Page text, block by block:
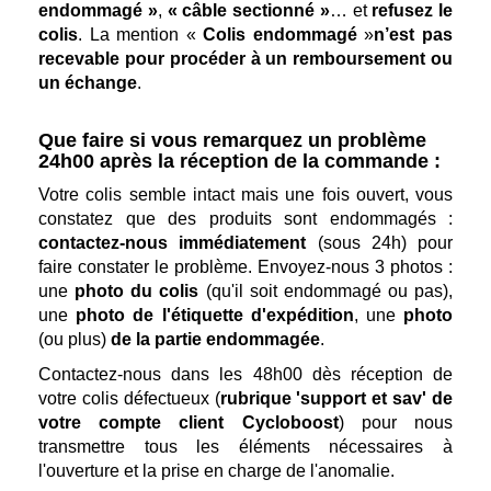
endommagé », « câble sectionné »… et refusez le
colis. La mention «Colis endommagé»n’est pas
recevable pour procéder à un remboursement ou
un échange.
Que faire si vous remarquez un problème
24h00 après la réception de la commande :
Votre colis semble intact mais une fois ouvert, vous
constatez que des produits sont endommagés :
contactez-nous immédiatement (sous 24h) pour
faire constater le problème. Envoyez-nous 3 photos :
une photo du colis (qu'il soit endommagé ou pas),
une photo de l'étiquette d'expédition, une photo
(ou plus) de la partie endommagée.
Contactez-nous dans les 48h00 dès réception de
votre colis défectueux (rubrique 'support et sav' de
votre compte client Cycloboost) pour nous
transmettre tous les éléments nécessaires à
l'ouverture et la prise en charge de l'anomalie.